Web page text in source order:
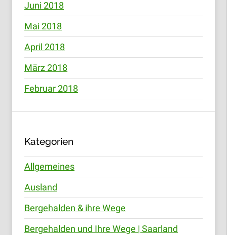
Juni 2018
Mai 2018
April 2018
März 2018
Februar 2018
Kategorien
Allgemeines
Ausland
Bergehalden & ihre Wege
Bergehalden und Ihre Wege | Saarland